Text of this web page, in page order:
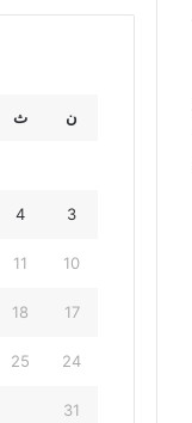
ن ث
3
4
10
11
17
18
24
25
31